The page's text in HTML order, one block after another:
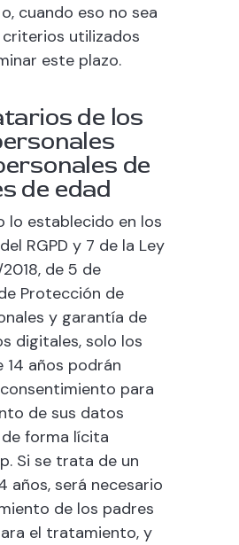
cuando eso no sea
criterios utilizados
este plazo.
de los
de
de edad
lo establecido en los
RGPD y 7 de la Ley
de 5 de
Protección de
y garantía de
digitales, solo los
14 años podrán
para
de sus datos
forma lícita
. Si se trata de un
años, será necesario
de los padres
el tratamiento, y